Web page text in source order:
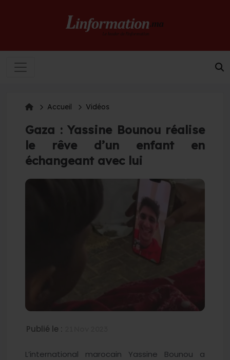
Accueil Vidéos
Gaza : Yassine Bounou réalise
le rêve d’un enfant en
échangeant avec lui
Publié le :
L’international marocain Yassine Bounou a